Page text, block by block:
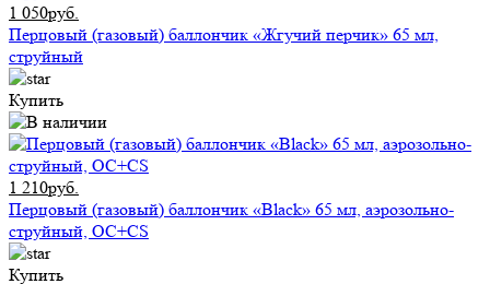
1 050руб.
Перцовый (газовый) баллончик «Жгучий перчик» 65 мл,
струйный
Купить
1 210руб.
Перцовый (газовый) баллончик «Black» 65 мл, аэрозольно-
струйный, ОC+CS
Купить